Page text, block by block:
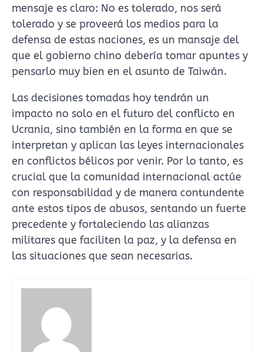
mensaje es claro: No es tolerado, nos será
tolerado y se proveerá los medios para la
defensa de estas naciones, es un mansaje del
que el gobierno chino debería tomar apuntes y
pensarlo muy bien en el asunto de Taiwán.
Las decisiones tomadas hoy tendrán un
impacto no solo en el futuro del conflicto en
Ucrania, sino también en la forma en que se
interpretan y aplican las leyes internacionales
en conflictos bélicos por venir. Por lo tanto, es
crucial que la comunidad internacional actúe
con responsabilidad y de manera contundente
ante estos tipos de abusos, sentando un fuerte
precedente y fortaleciendo las alianzas
militares que faciliten la paz, y la defensa en
las situaciones que sean necesarias.